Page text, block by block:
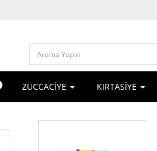
ZÜCCACİYE KIRTASİYE